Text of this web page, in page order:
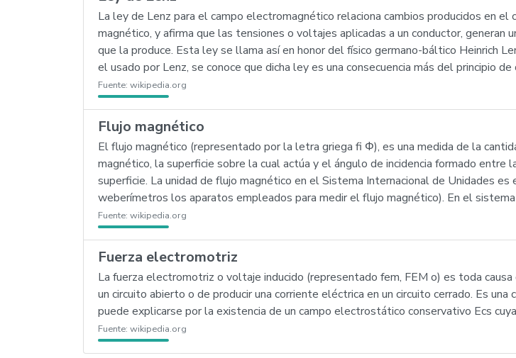
La ley de Lenz para el campo electromagnético relaciona cambios producidos en
magnético, y afirma que las tensiones o voltajes aplicadas a un conductor,
que la produce. Esta ley se llama así en honor del físico germano-báltico Heinrich
el usado por Lenz, se conoce que dicha ley es una consecuencia más del principio
Fuente: wikipedia.org
Flujo magnético
El flujo magnético (representado por la letra griega fi Φ), es una medida de la
magnético, la superficie sobre la cual actúa y el ángulo de incidencia formado
superficie. La unidad de flujo magnético en el Sistema Internacional de Unidades
weberímetros los aparatos empleados para medir el flujo magnético). En el
Fuente: wikipedia.org
Fuerza electromotriz
La fuerza electromotriz o voltaje inducido (representado fem, FEM o) es toda
un circuito abierto o de producir una corriente eléctrica en un circuito cerrado. Es
puede explicarse por la existencia de un campo electrostático conservativo Ecs
Fuente: wikipedia.org